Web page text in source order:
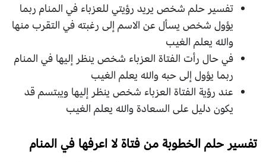
تفسير حلم شخص يريد رؤيتي للعزباء في المنام ربما
يؤول شخص يسأل عن الاسم إلى رغبته في التقرب منها
والله يعلم الغيب
في حال رأت الفتاة العزباء شخص ينظر إليها في المنام
ربما يؤول إلى حبه والله يعلم الغيب
عند رؤية الفتاة العزباء شخص ينظر إليها ويبتسم قد
يكون دليل على السعادة والله يعلم الغيب
تفسير حلم الخطوبة من فتاة لا اعرفها في المنام